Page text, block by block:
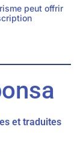
peut offrir
et traduites